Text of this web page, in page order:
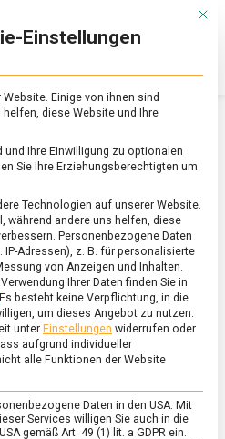
Online-
Magazin
zu
&
Ernährung
Mit
Einstellungen
Einige von ihnen sind
diese Website und Ihre
und Ihre Einwilligung zu optionalen
Sie Ihre Erziehungsberechtigten um
Technologien auf unserer Website.
während andere uns helfen, diese
Personenbezogene Daten
IP-Adressen), z. B. für personalisierte
von Anzeigen und Inhalten.
Ihrer Daten finden Sie in
Es besteht keine Verpflichtung, in die
um dieses Angebot zu nutzen.
unter Einstellungen widerrufen oder
aufgrund individueller
alle Funktionen der Website
Daten in den USA. Mit
Services willigen Sie auch in die
gemäß Art. 49 (1) lit. a GDPR ein.